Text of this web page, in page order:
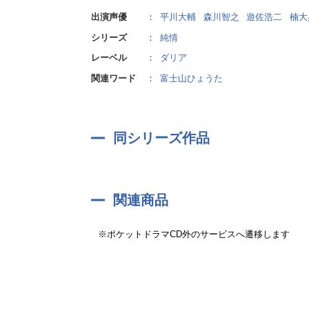
出演声優 ： 平川大輔 森川智之 遊佐浩二
楠大
シリーズ
：
純情
レーベル
：
ダリア
関連ワード
： 富士山ひょうた
同シリーズ作品
関連商品
※ポケットドラマCD外のサービスへ遷移します